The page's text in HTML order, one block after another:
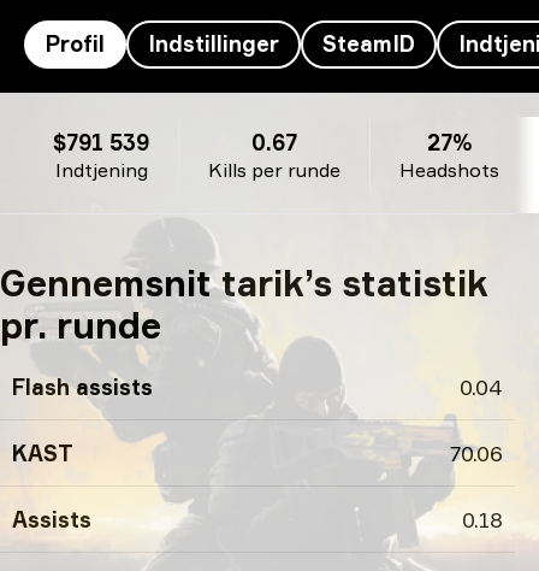
Profil Indstillinger SteamID
Indtjening
$791 539
Kills per runde
0.67
Headshots
27%
Gennemsnit tarik’s statistik
pr. runde
Flash assists 0.04
KAST 70.06
Assists 0.18